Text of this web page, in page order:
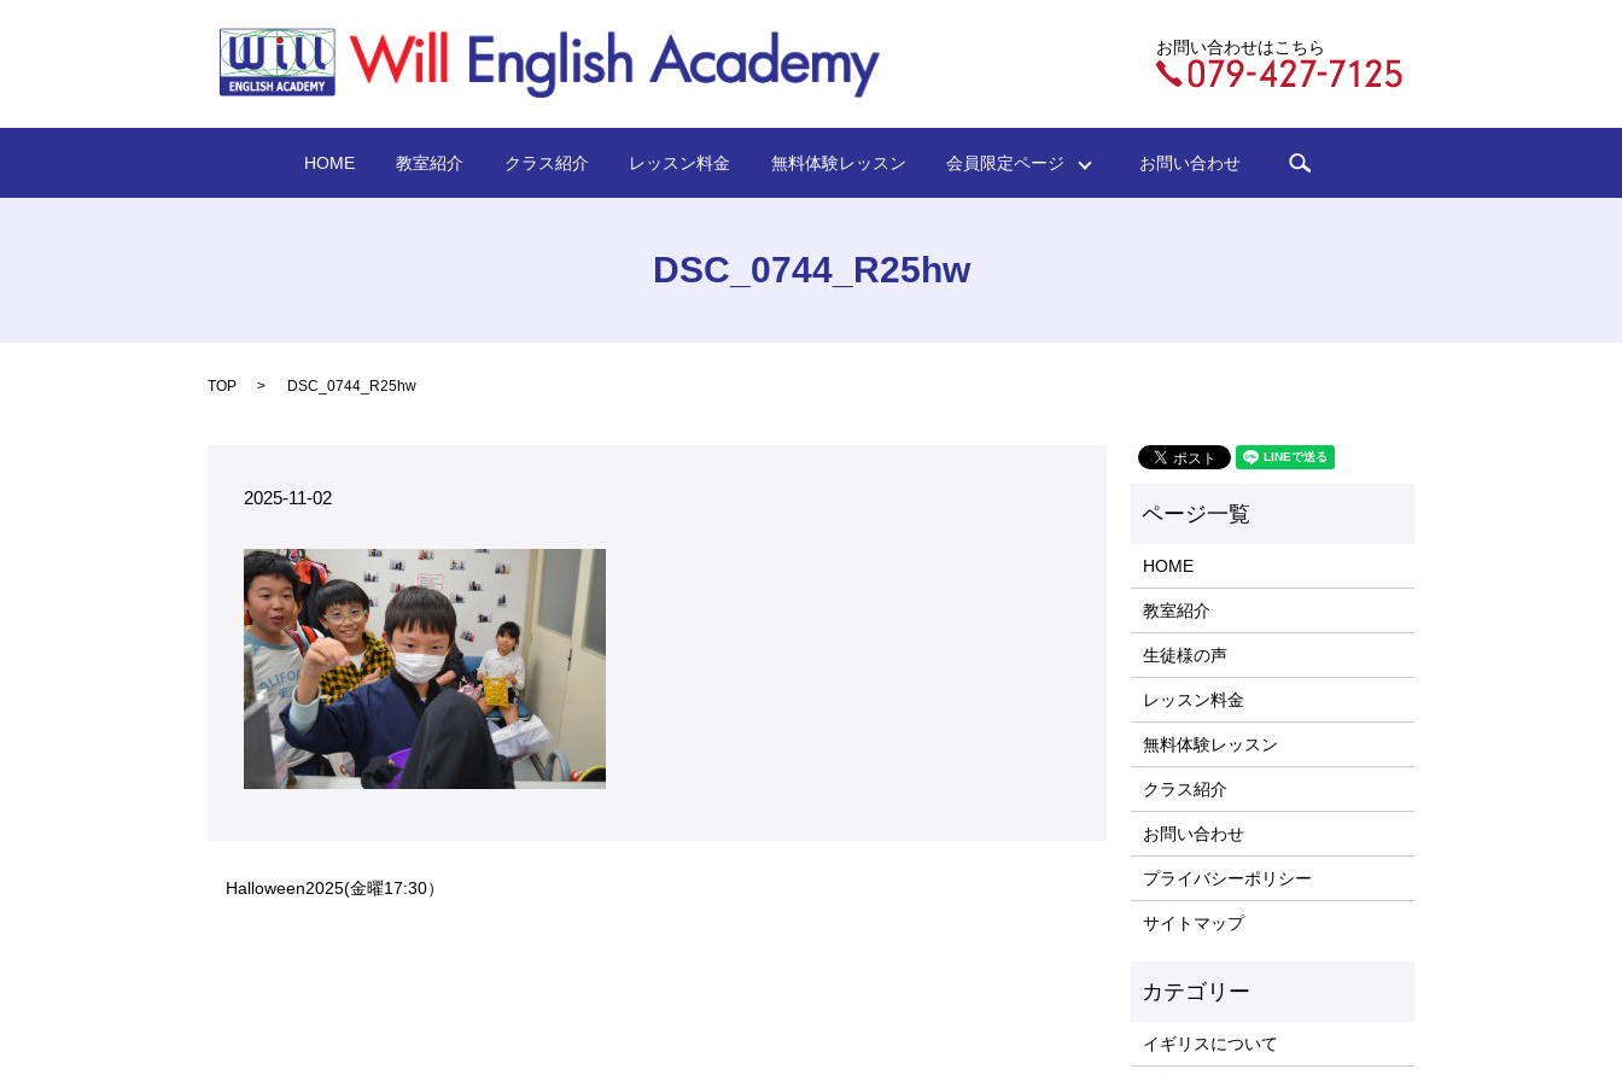
お問い合わせはこちら
HOME 教室紹介 クラス紹介 レッスン料金 無料体験レッスン 会員限定ページ お問い合わせ
DSC_0744_R25hw
TOP DSC_0744_R25hw
2025-11-02
Halloween2025(金曜17:30）
HOME
教室紹介
生徒様の声
レッスン料金
無料体験レッスン
クラス紹介
お問い合わせ
プライバシーポリシー
サイトマップ
イギリスについて